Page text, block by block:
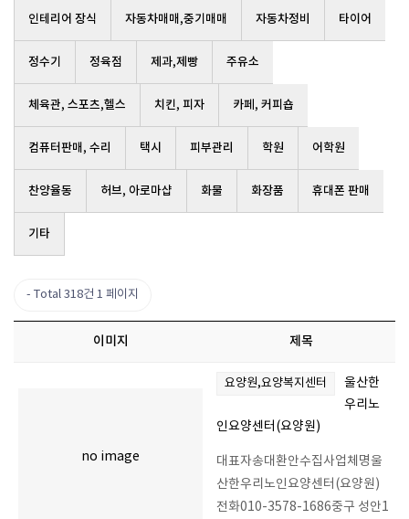
인테리어 장식 자동차매매,중기매매 자동차정비 타이어
정수기 정육점 제과,제빵 주유소
체육관, 스포츠,헬스 치킨, 피자 카페, 커피숍
컴퓨터판매, 수리 택시 피부관리 학원 어학원
찬양율동 허브, 아로마샵 화물 화장품 휴대폰 판매
기타
Total 318건 1 페이지
이미지 제목
no image
요양원,요양복지센터
울산한
우리노
인요양센터(요양원)
대표자송대환안수집사업체명울
산한우리노인요양센터(요양원)
전화010-3578-1686중구 성안1